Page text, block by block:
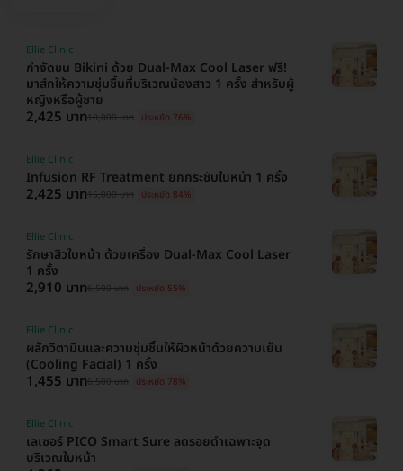
กำจัดขน Bikini ด้วย Dual-Max Cool Laser ฟรี!
มาส์กให้ความชุ่มชื้นที่บริเวณน้องสาว 1 ครั้ง สำหรับผู้
หญิงหรือผู้ชาย
Ellie Clinic
2,425 บาท10,000 บาท ประหยัด 76%
Infusion RF Treatment ยกกระชับใบหน้า 1 ครั้ง
Ellie Clinic
2,425 บาท15,000 บาท ประหยัด 84%
รักษาสิวใบหน้า ด้วยเครื่อง Dual-Max Cool Laser
1 ครั้ง
Ellie Clinic
2,910 บาท6,500 บาท ประหยัด 55%
ผลักวิตามินและความชุ่มชื้นให้ผิวหน้าด้วยความเย็น
(Cooling Facial) 1 ครั้ง
Ellie Clinic
1,455 บาท6,500 บาท ประหยัด 78%
เลเซอร์ PICO Smart Sure ลดรอยดำเฉพาะจุด
บริเวณใบหน้า
Ellie Clinic